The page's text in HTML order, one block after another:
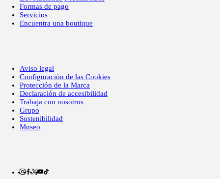
Formas de pago
Servicios
Encuentra una boutique
Aviso legal
Configuración de las Cookies
Protección de la Marca
Declaración de accesibilidad
Trabaja con nosotros
Grupo
Sostenibilidad
Museo